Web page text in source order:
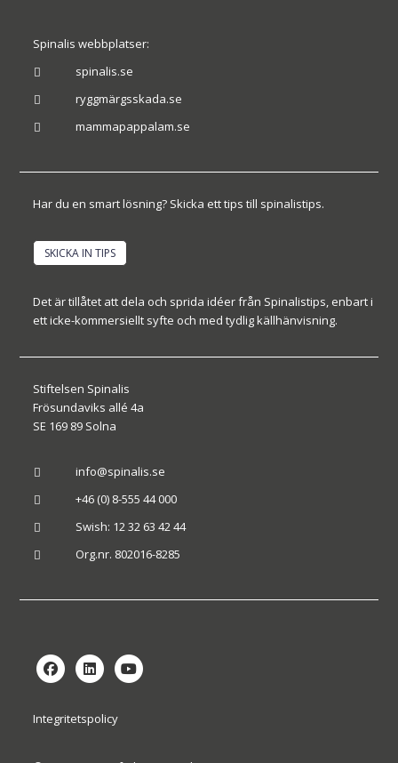
Spinalis webbplatser:
 spinalis.se
 ryggmärgsskada.se
 mammapappalam.se
Har du en smart lösning? Skicka ett tips till spinalistips.
SKICKA IN TIPS
Det är tillåtet att dela och sprida idéer från Spinalistips, enbart i
ett icke-kommersiellt syfte och med tydlig källhänvisning.
Stiftelsen Spinalis
Frösundaviks allé 4a
SE 169 89 Solna
 info@spinalis.se
 +46 (0) 8-555 44 000
 Swish: 12 32 63 42 44
 Org.nr. 802016-8285
Integritetspolicy